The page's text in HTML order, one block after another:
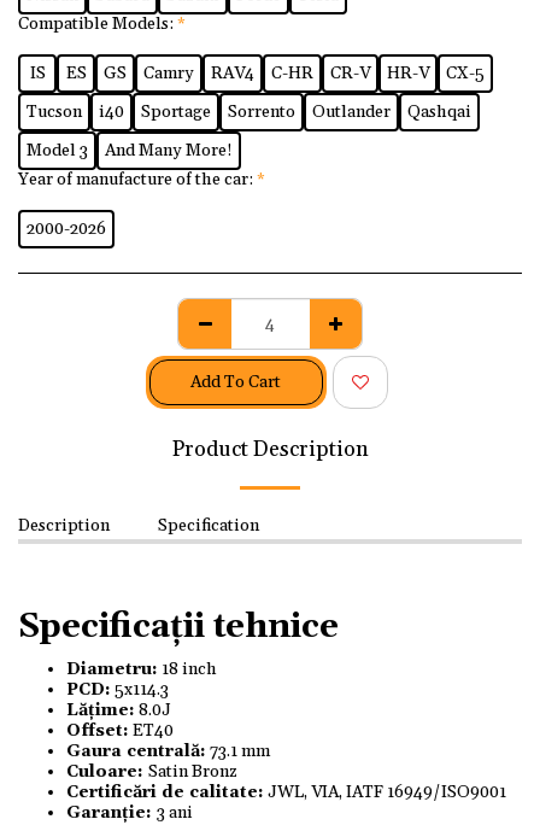
Compatible Models: *
IS ES GS Camry RAV4 C-HR CR-V HR-V
CX-5
Tucson
i40 Sportage Sorrento Outlander
Qashqai
Model 3
And Many More!
Year of manufacture of the car: *
2000-2026
Add To Cart
Product Description
Description Specification
Specificații tehnice
Diametru: 18 inch
PCD: 5x114.3
Lățime: 8.0J
Offset: ET40
Gaura centrală: 73.1 mm
Culoare: Satin Bronz
Certificări de calitate: JWL, VIA, IATF 16949/ISO9001
Garanție: 3 ani